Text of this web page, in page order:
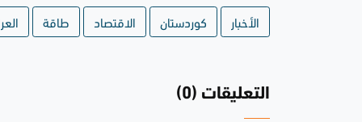
الأخبار كوردستان الاقتصاد طاقة
التعليقات (0)